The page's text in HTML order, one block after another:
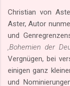
Christian von
Aster, Autor
und
‚Bohemien der
Vergnügen, bei
einigen ganz
und